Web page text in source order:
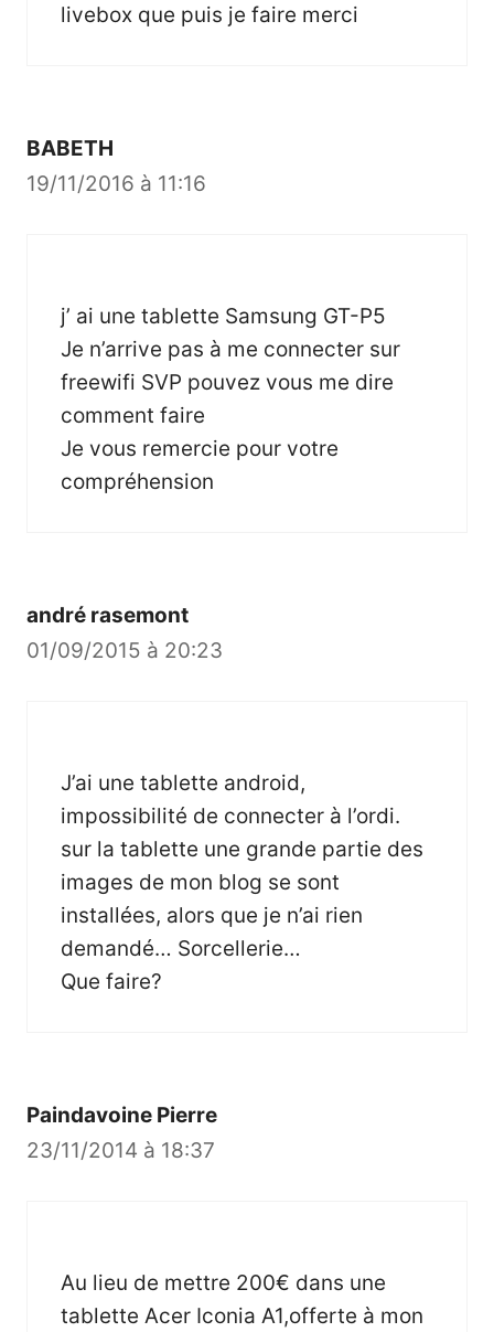
livebox que puis je faire merci
BABETH
19/11/2016 à 11:16
j’ ai une tablette Samsung GT-P5
Je n’arrive pas à me connecter sur
freewifi SVP pouvez vous me dire
comment faire
Je vous remercie pour votre
compréhension
andré rasemont
01/09/2015 à 20:23
J’ai une tablette android,
impossibilité de connecter à l’ordi.
sur la tablette une grande partie des
images de mon blog se sont
installées, alors que je n’ai rien
demandé… Sorcellerie…
Que faire?
Paindavoine Pierre
23/11/2014 à 18:37
Au lieu de mettre 200€ dans une
tablette Acer Iconia A1,offerte à mon